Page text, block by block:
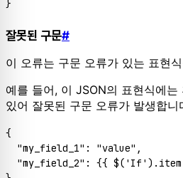
잘못된 구문#
이 오류는 구문 오류가 있는 표현
예를 들어, 이 JSON의 표현식에는
있어 잘못된 구문 오류가 발생합니
{
"my_field_1" : "value" ,
"my_field_2" : {{ $( 'If' ). item